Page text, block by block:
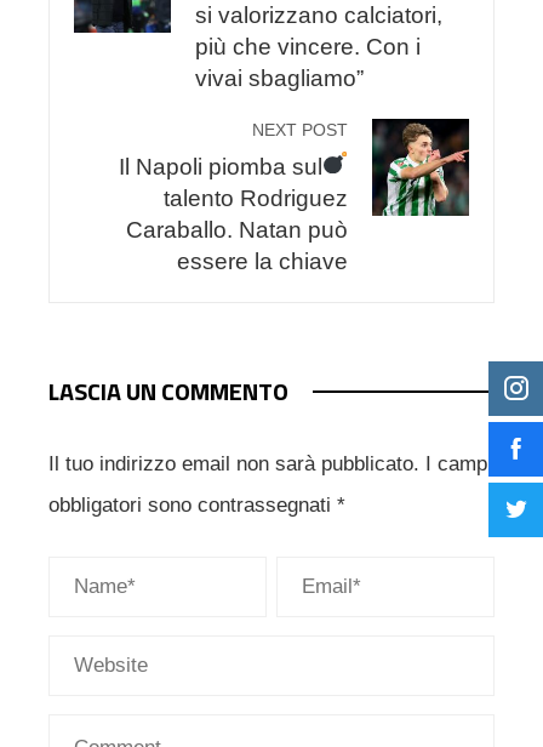
si valorizzano calciatori,
più che vincere. Con i
vivai sbagliamo”
NEXT POST
Il Napoli piomba sul
talento Rodriguez
Caraballo. Natan può
essere la chiave
LASCIA UN COMMENTO
Il tuo indirizzo email non sarà pubblicato. I campi
obbligatori sono contrassegnati *